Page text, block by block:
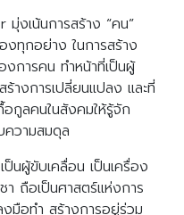
งเน้นการสร้าง “คน”
งทุกอย่าง ในการสร้าง
การคน ทำหน้าที่เป็นผู้
างการเปลี่ยนแปลง และที่
กูลคนในสังคมให้รู้จัก
วามสมดุล
นผู้ขับเคลื่อน เป็นเครื่อง
า ถือเป็นศาสตร์แห่งการ
มือทำ สร้างการอยู่ร่วม